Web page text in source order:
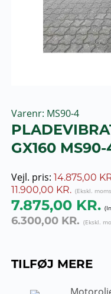
Varenr MS90-4
GX160 MS90-
7.875,00 KR.
6.300,00 KR.
Vejl. pris: 14.875,00
11.900,00 KR.
TILFØJ MERE